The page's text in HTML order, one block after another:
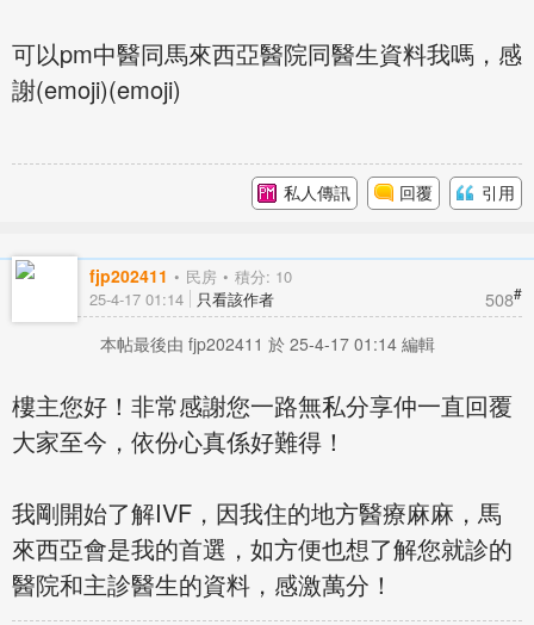
可以pm中醫同馬來西亞醫院同醫生資料我嗎，感
謝(emoji)(emoji)
私人傳訊 回覆 引用
fjp202411 民房 積分: 10
508#
25-4-17 01:14 只看該作者
本帖最後由 fjp202411 於 25-4-17 01:14 編輯
樓主您好！非常感謝您一路無私分享仲一直回覆
大家至今，依份心真係好難得！
我剛開始了解IVF，因我住的地方醫療麻麻，馬
來西亞會是我的首選，如方便也想了解您就診的
醫院和主診醫生的資料，感激萬分！